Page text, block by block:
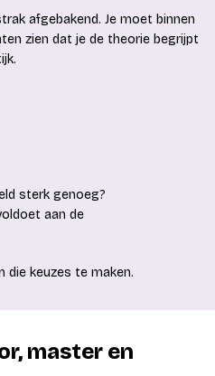
afgebakend. Je moet binnen
zien dat je de theorie begrijpt
sterk genoeg?
aan de
die keuzes te maken.
master en